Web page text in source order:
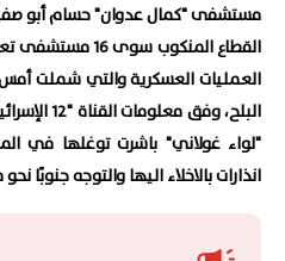
مستشفى "كمال عدوان" حسام أبو
العمليات العسكرية والتي شملت
البلح، وفق
"لواء غولاني" باشرت توغلها في
انذارات بالاخلاء اليها والتوجه جنوبًا